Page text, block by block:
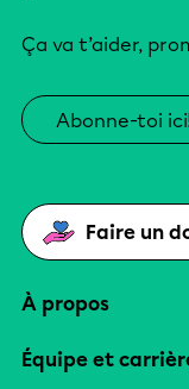
Ça va t’aider,
Abonne-toi
Faire un
À propos
Équipe et